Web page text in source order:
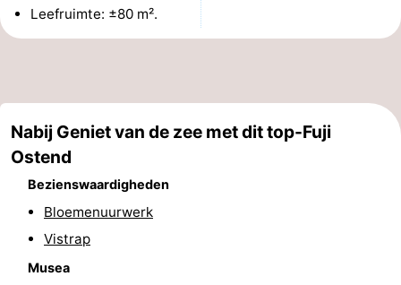
-
Speeltuinen
-
Binnenspeeltuinen
-
Bowlen
Minigolfbanen
Wellness
centra
Dorpen
Leefruimte: ±80 m².
Nabij Geniet van de zee met dit top-Fuji
Ostend
Bezienswaardigheden
Bloemenuurwerk
Vistrap
Musea